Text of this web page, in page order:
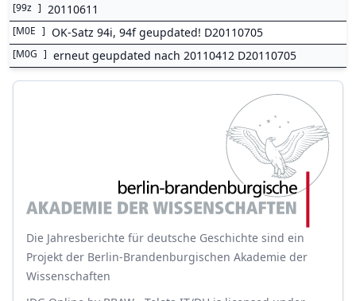
[99z ] 20110611
[M0E ] OK-Satz 94i, 94f geupdated! D20110705
[M0G ] erneut geupdated nach 20110412 D20110705
Die Jahresberichte für deutsche Geschichte sind ein
Projekt der Berlin-Brandenburgischen Akademie der
Wissenschaften